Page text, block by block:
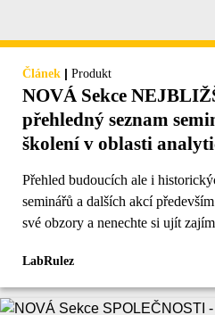
Článek | Produkt
NOVÁ Sekce
přehledný seznam
školení v oblasti
Přehled budoucích ale i
seminářů a dalších akcí
své obzory a nenechte si ujít
LabRulez